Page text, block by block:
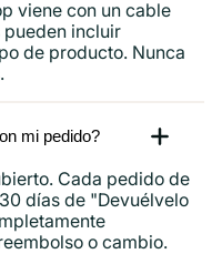
viene con un cable
incluir
de producto. Nunca
mi pedido?
Cada pedido de
días de "Devuélvelo
o cambio.